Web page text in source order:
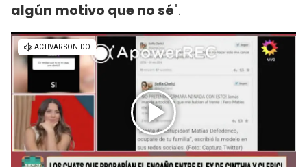
algún motivo que no sé".